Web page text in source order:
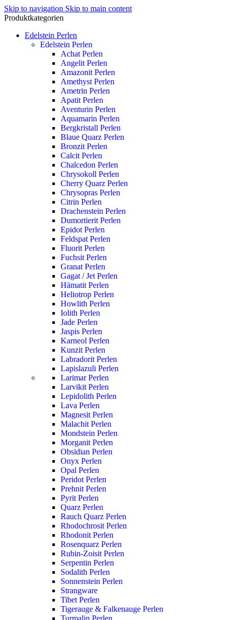
Skip to navigation Skip to main content
Produktkategorien
Edelstein Perlen
Edelstein Perlen
Achat Perlen
Angelit Perlen
Amazonit Perlen
Amethyst Perlen
Ametrin Perlen
Apatit Perlen
Aventurin Perlen
Aquamarin Perlen
Bergkristall Perlen
Blaue Quarz Perlen
Bronzit Perlen
Calcit Perlen
Chalcedon Perlen
Chrysokoll Perlen
Cherry Quarz Perlen
Chrysopras Perlen
Citrin Perlen
Drachenstein Perlen
Dumortierit Perlen
Epidot Perlen
Feldspat Perlen
Fluorit Perlen
Fuchsit Perlen
Granat Perlen
Gagat / Jet Perlen
Hämatit Perlen
Heliotrop Perlen
Howlith Perlen
Iolith Perlen
Jade Perlen
Jaspis Perlen
Karneol Perlen
Kunzit Perlen
Labradorit Perlen
Lapislazuli Perlen
Larimar Perlen
Larvikit Perlen
Lepidolith Perlen
Lava Perlen
Magnesit Perlen
Malachit Perlen
Mondstein Perlen
Morganit Perlen
Obsidian Perlen
Onyx Perlen
Opal Perlen
Peridot Perlen
Prehnit Perlen
Pyrit Perlen
Quarz Perlen
Rauch Quarz Perlen
Rhodochrosit Perlen
Rhodonit Perlen
Rosenquarz Perlen
Rubin-Zoisit Perlen
Serpentin Perlen
Sodalith Perlen
Sonnenstein Perlen
Strangware
Tibet Perlen
Tigerauge & Falkenauge Perlen
Turmalin Perlen